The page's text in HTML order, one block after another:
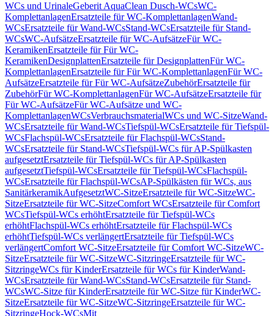
WCs und UrinaleGeberit AquaClean Dusch-WCsWC-
KomplettanlagenErsatzteile für WC-KomplettanlagenWand-
WCsErsatzteile für Wand-WCsStand-WCsErsatzteile für Stand-
WCsWC-AufsätzeErsatzteile für WC-AufsätzeFür WC-
KeramikenErsatzteile für Für WC-
KeramikenDesignplattenErsatzteile für DesignplattenFür WC-
KomplettanlagenErsatzteile für Für WC-KomplettanlagenFür WC-
AufsätzeErsatzteile für Für WC-AufsätzeZubehörErsatzteile für
ZubehörFür WC-KomplettanlagenFür WC-AufsätzeErsatzteile für
Für WC-AufsätzeFür WC-Aufsätze und WC-
KomplettanlagenWCsVerbrauchsmaterialWCs und WC-SitzeWand-
WCsErsatzteile für Wand-WCsTiefspül-WCsErsatzteile für Tiefspül-
WCsFlachspül-WCsErsatzteile für Flachspül-WCsStand-
WCsErsatzteile für Stand-WCsTiefspül-WCs für AP-Spülkasten
aufgesetztErsatzteile für Tiefspül-WCs für AP-Spülkasten
aufgesetztTiefspül-WCsErsatzteile für Tiefspül-WCsFlachspül-
WCsErsatzteile für Flachspül-WCsAP-Spülkästen für WCs, aus
SanitärkeramikAufgesetztWC-SitzeErsatzteile für WC-SitzeWC-
SitzeErsatzteile für WC-SitzeComfort WCsErsatzteile für Comfort
WCsTiefspül-WCs erhöhtErsatzteile für Tiefspül-WCs
erhöhtFlachspül-WCs erhöhtErsatzteile für Flachspül-WCs
erhöhtTiefspül-WCs verlängertErsatzteile für Tiefspül-WCs
verlängertComfort WC-SitzeErsatzteile für Comfort WC-SitzeWC-
SitzeErsatzteile für WC-SitzeWC-SitzringeErsatzteile für WC-
SitzringeWCs für KinderErsatzteile für WCs für KinderWand-
WCsErsatzteile für Wand-WCsStand-WCsErsatzteile für Stand-
WCsWC-Sitze für KinderErsatzteile für WC-Sitze für KinderWC-
SitzeErsatzteile für WC-SitzeWC-SitzringeErsatzteile für WC-
SitzringeHock-WCsMit